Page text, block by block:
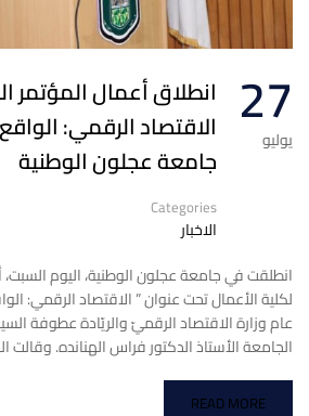
27
يوليو
انطلاق أعمال
الاقتصاد الرقمي:
جامعة عجلون الوطنية
Categories
الاخبار
انطلقت في جامعة عجلون الوطنية، اليوم
لكلية الأعمال تحت عنوان ” الاقتصاد الرقمي:
عام وزارة الاقتصاد الرقميّ والريّادة عطوفة
الجامعة الأستاذ الدكتور فراس الهنانده. وقالت
READ MORE